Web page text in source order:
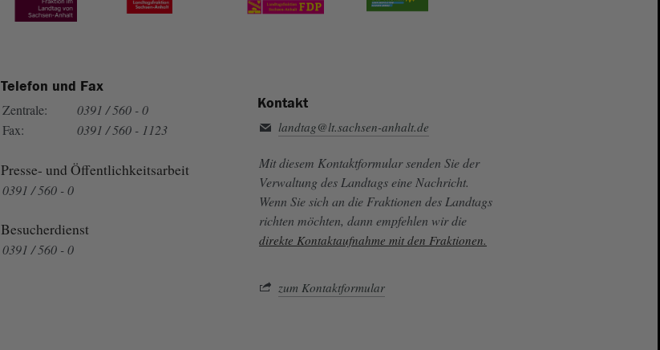
Telefon und Fax
Zentrale:
0391 / 560 - 0
Fax:
0391 / 560 - 1123
Presse- und Öffentlichkeitsarbeit
0391 / 560 - 0
Besucherdienst
0391 / 560 - 0
Kontakt
landtag@lt.sachsen-anhalt.de
Mit diesem Kontaktformular senden Sie der
Verwaltung des Landtags eine Nachricht.
Wenn Sie sich an die Fraktionen des Landtags
richten möchten, dann empfehlen wir die
direkte Kontaktaufnahme mit den Fraktionen.
zum Kontaktformular